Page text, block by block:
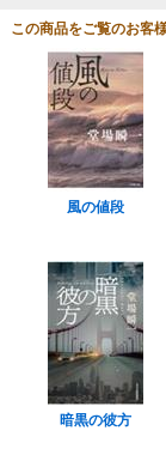
この商品をご覧のお客
風の値段
暗黒の彼方